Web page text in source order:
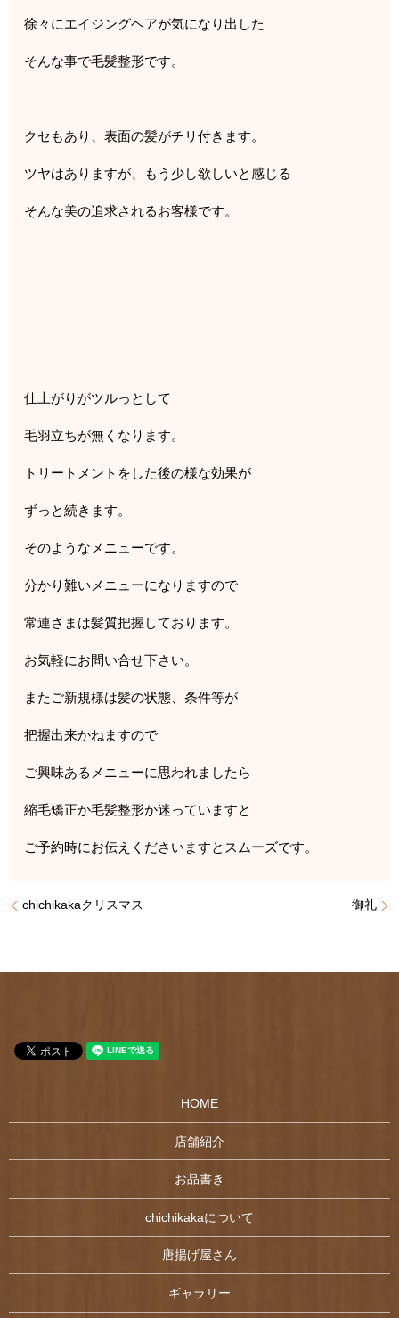
徐々にエイジングヘアが気になり出した
そんな事で毛髪整形です。
クセもあり、表面の髪がチリ付きます。
ツヤはありますが、もう少し欲しいと感じる
そんな美の追求されるお客様です。
仕上がりがツルっとして
毛羽立ちが無くなります。
トリートメントをした後の様な効果が
ずっと続きます。
そのようなメニューです。
分かり難いメニューになりますので
常連さまは髪質把握しております。
お気軽にお問い合せ下さい。
またご新規様は髪の状態、条件等が
把握出来かねますので
ご興味あるメニューに思われましたら
縮毛矯正か毛髪整形か迷っていますと
ご予約時にお伝えくださいますとスムーズです。
chichikakaクリスマス 御礼
HOME
店舗紹介
お品書き
chichikakaについて
唐揚げ屋さん
ギャラリー